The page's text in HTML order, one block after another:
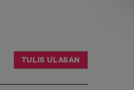
TULIS ULASAN